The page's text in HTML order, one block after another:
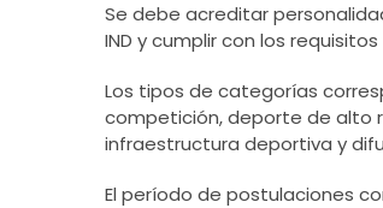
Se debe acreditar
IND y cumplir con los
Los tipos de categorías
competición, deporte de alto
infraestructura deportiva y
El período de postulaciones